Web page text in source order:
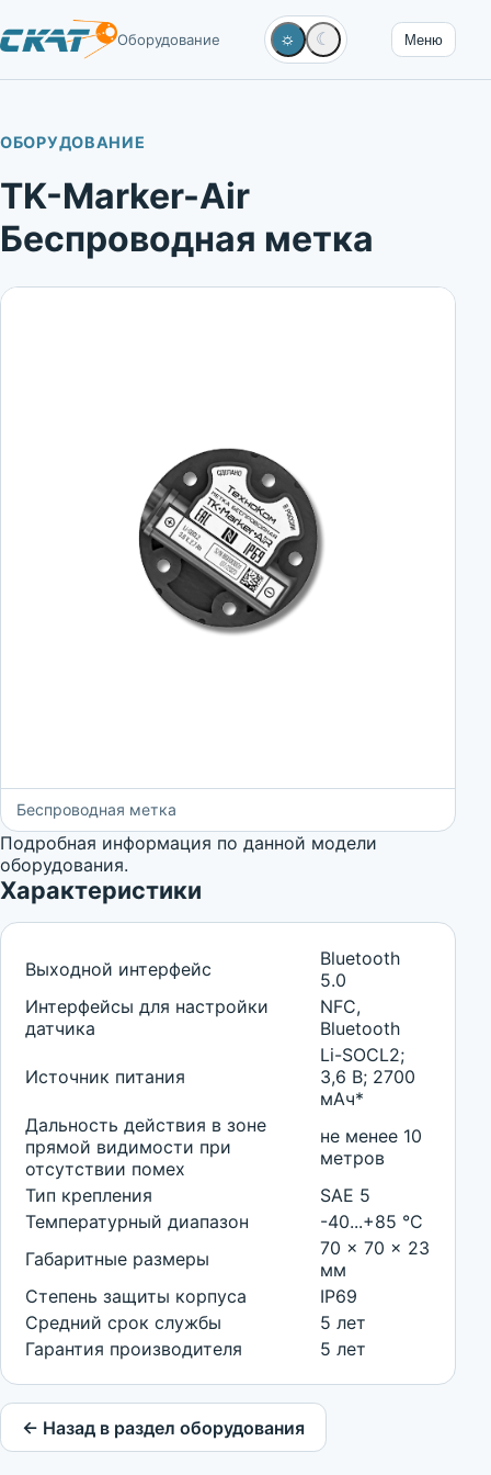
Оборудование ☼ ☾ Меню
ОБОРУДОВАНИЕ
TK-Marker-Air
Беспроводная метка
Беспроводная метка
Подробная информация по данной модели
оборудования.
Характеристики
Выходной интерфейс
Bluetooth
5.0
Интерфейсы для настройки
датчика
NFC,
Bluetooth
Источник питания
Li-SOCL2;
3,6 В; 2700
мАч*
Дальность действия в зоне
прямой видимости при
отсутствии помех
не менее 10
метров
Тип крепления
SAE 5
Температурный диапазон
-40...+85 °С
Габаритные размеры
70 x 70 x 23
мм
Степень защиты корпуса
IP69
Средний срок службы
5 лет
Гарантия производителя
5 лет
← Назад в раздел оборудования